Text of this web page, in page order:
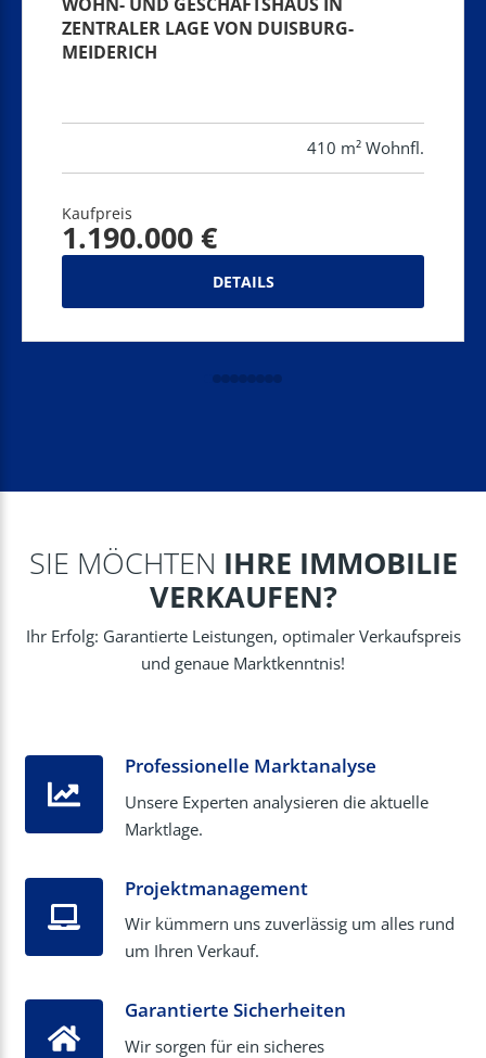
ZENTRALER LAGE VON DUISBURG-
MEIDERICH
410 m² Wohnfl.
Kaufpreis
1.190.000 €
DETAILS
SIE MÖCHTEN IHRE IMMOBILIE
VERKAUFEN?
Ihr Erfolg: Garantierte Leistungen, optimaler Verkaufspreis
und genaue Marktkenntnis!
Professionelle Marktanalyse
Unsere Experten analysieren die aktuelle
Marktlage.
Projektmanagement
Wir kümmern uns zuverlässig um alles rund
um Ihren Verkauf.
Garantierte Sicherheiten
Wir sorgen für ein sicheres